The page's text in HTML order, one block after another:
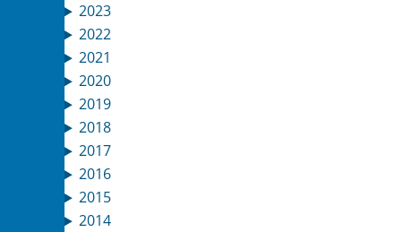
2023
2022
2021
2020
2019
2018
2017
2016
2015
2014